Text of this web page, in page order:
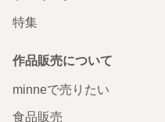
特集
作品販売について
minneで売りたい
食品販売